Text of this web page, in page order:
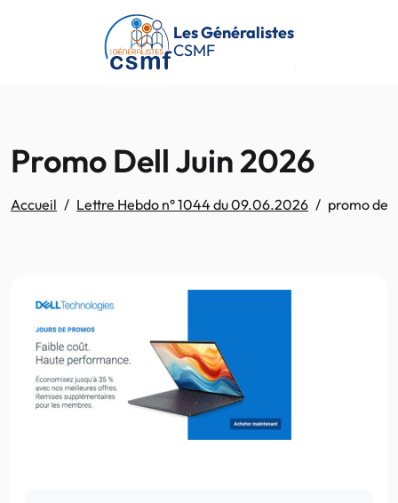
Passer au contenu principal
Les Généralistes
CSMF
Promo Dell Juin 2026
Accueil Lettre Hebdo n° 1044 du 09.06.2026 promo